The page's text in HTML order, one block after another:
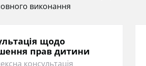
виконання
щодо
прав дитини
консультація